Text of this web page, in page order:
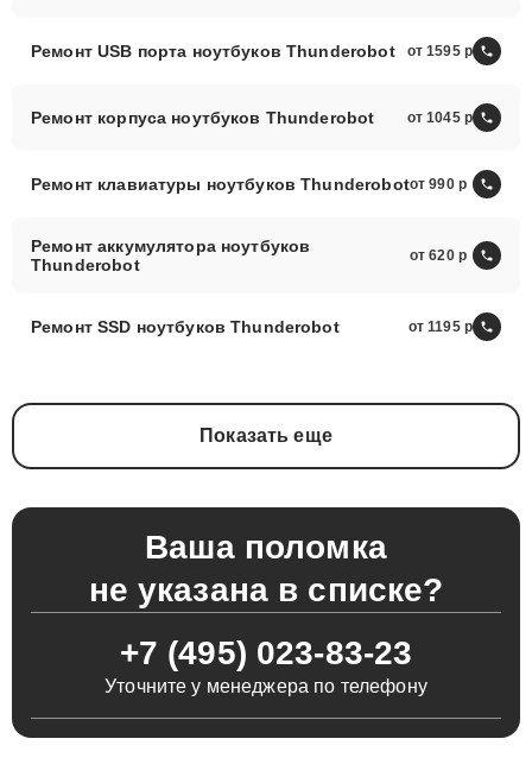
Ремонт USB порта ноутбуков Thunderobot от 1595
Ремонт корпуса ноутбуков Thunderobot от 1045
Ремонт клавиатуры ноутбуков Thunderobotот 990
Ремонт аккумулятора ноутбуков
Thunderobot
от 620
Ремонт SSD ноутбуков Thunderobot от 1195
Показать еще
Ваша поломка
не указана в списке?
+7 (495) 023-83-23
Уточните у менеджера по телефону